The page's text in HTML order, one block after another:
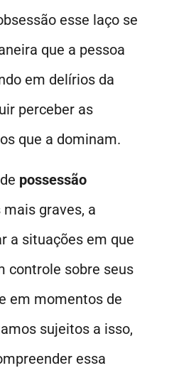
esse laço se
que a pessoa
em delírios da
perceber as
que a dominam.
possessão
graves, a
a situações em que
controle sobre seus
em momentos de
sujeitos a isso,
essa